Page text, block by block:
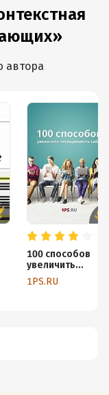
автора
100 способов
увеличить
посещаемость
сайта
1PS.RU